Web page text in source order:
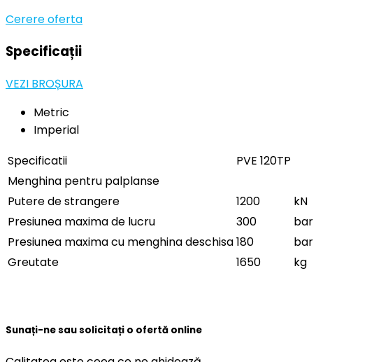
Cerere oferta
Specificații
VEZI BROȘURA
Metric
Imperial
Specificatii
PVE 120TP
Menghina pentru palplanse
Putere de strangere
1200
kN
Presiunea maxima de lucru
300
bar
Presiunea maxima cu menghina deschisa180
bar
Greutate
1650 kg
Sunați-ne sau solicitați o ofertă online